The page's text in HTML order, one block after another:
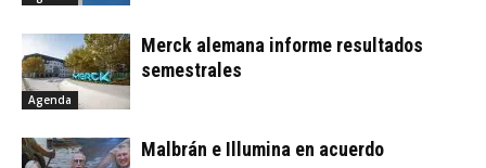
Agenda
Merck alemana informe resultados
semestrales
Malbrán e Illumina en acuerdo